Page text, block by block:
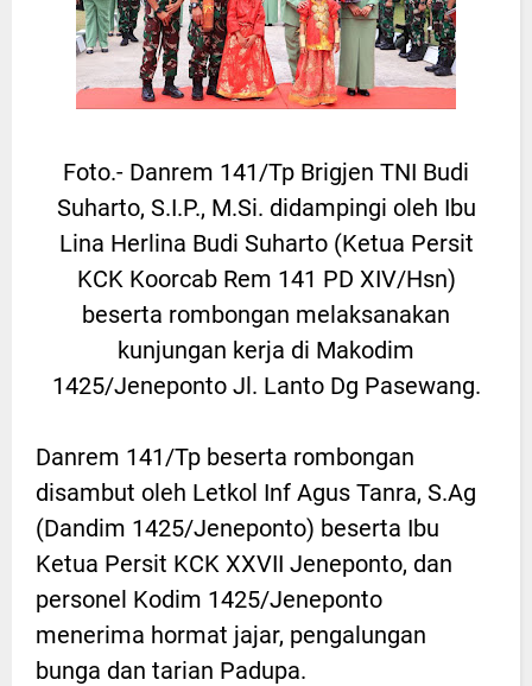
Foto.- Danrem 141/Tp Brigjen TNI Budi
Suharto, S.I.P., M.Si. didampingi oleh Ibu
Lina Herlina Budi Suharto (Ketua Persit
KCK Koorcab Rem 141 PD XIV/Hsn)
beserta rombongan melaksanakan
kunjungan kerja di Makodim
1425/Jeneponto Jl. Lanto Dg Pasewang.
Danrem 141/Tp beserta rombongan
disambut oleh Letkol Inf Agus Tanra, S.Ag
(Dandim 1425/Jeneponto) beserta Ibu
Ketua Persit KCK XXVII Jeneponto, dan
personel Kodim 1425/Jeneponto
menerima hormat jajar, pengalungan
bunga dan tarian Padupa.